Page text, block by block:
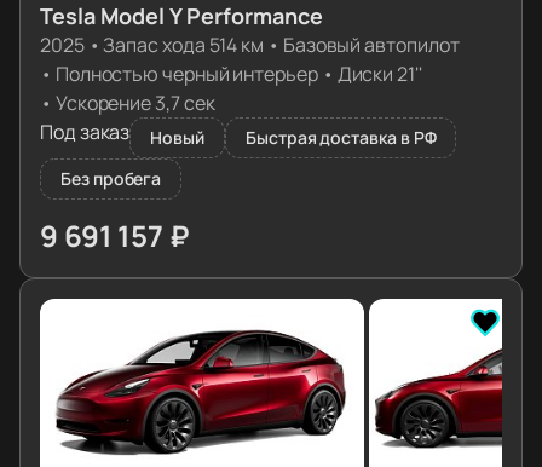
Tesla Model Y Performance
2025• Запас хода 514 км • Базовый автопилот
• Полностью черный интерьер• Диски 21''
• Ускорение 3,7 сек
Под заказ
Новый
Быстрая доставка в РФ
Без пробега
9 691 157 ₽
≈ 98 107€